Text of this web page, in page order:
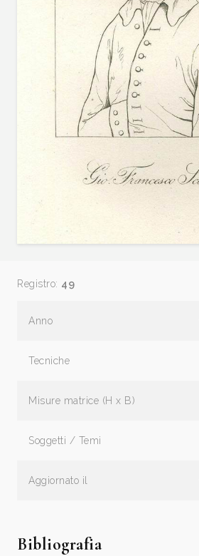
Registro: 49
Anno
Tecniche
Misure matrice (H x B)
Soggetti / Temi
Aggiornato il
Bibliografia